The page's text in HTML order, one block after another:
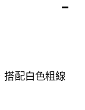
搭配白色粗線